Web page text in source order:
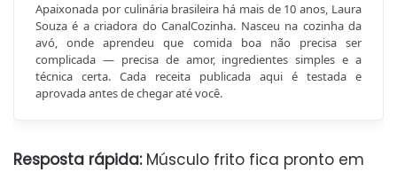
Apaixonada por culinária brasileira há mais de 10 anos, Laura
Souza é a criadora do CanalCozinha. Nasceu na cozinha da
avó, onde aprendeu que comida boa não precisa ser
complicada — precisa de amor, ingredientes simples e a
técnica certa. Cada receita publicada aqui é testada e
aprovada antes de chegar até você.
Resposta rápida:Músculo frito fica pronto em